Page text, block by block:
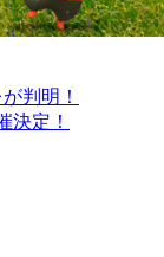
判明！
決定！